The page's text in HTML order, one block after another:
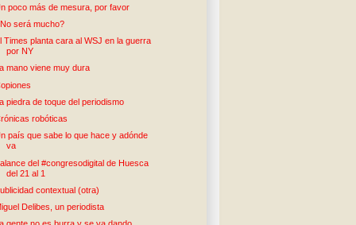
poco más de mesura, por favor
será mucho?
Times planta cara al WSJ en la guerra
por NY
La mano viene muy dura
piedra de toque del periodismo
robóticas
país que sabe lo que hace y adónde
va
del #congresodigital de Huesca
del 21 al 1
contextual (otra)
Delibes, un periodista